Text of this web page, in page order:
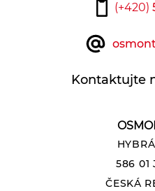
586 01
ČESKÁ
(+420)
Kontaktujte